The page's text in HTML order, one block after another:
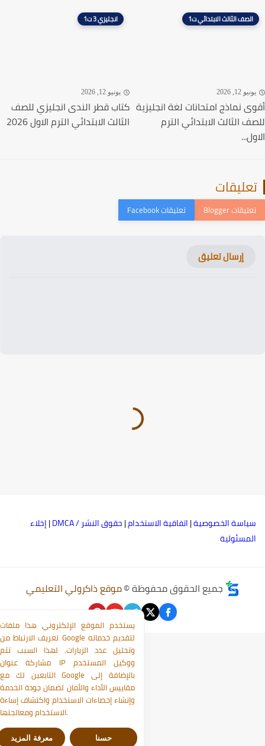
الصف الثالث الابتدائي ت1
12, 2026
نماذج امتحانات لغة انجليزية
الثالث الابتدائي الترم
انجليزي 3 ت1
يونيو 12, 2026
كتاب قطر الندى انجليزي للصف
الثالث الابتدائي الترم الاول 2026
إرسال تعليق
الخصوصية|اتفاقية الاستخدام|حقوق النشر / DMCA |إخلاء
جميع الحقوق محفوظة ©موقع ذاكرولي التعليمي
يستخدم الموقع الإلكتروني هذا ملفات
تعريف الارتباط من Google لتقديم خدماته
وتحليل عدد الزيارات. لهذا السبب تتم
مشاركة عنوان IP ووكيل المستخدم
التابعين لك مع Google بالإضافة إلى
مقاييس الأداء والأمان لضمان جودة الخدمة
وإنشاء إحصاءات الاستخدام واكتشاف إساءة
معرفة المزيد حسنا